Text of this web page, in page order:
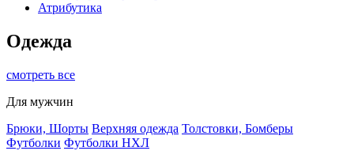
Атрибутика
Одежда
смотреть все
Для мужчин
Брюки, Шорты Верхняя одежда Толстовки, Бомберы
Футболки Футболки НХЛ